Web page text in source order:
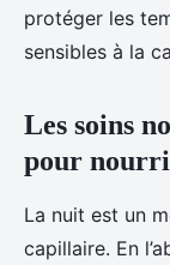
protéger les
sensibles à la
Les soins
pour
La nuit est un
capillaire. En